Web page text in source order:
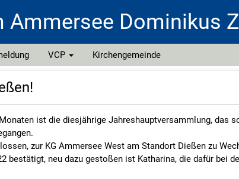
Ammersee Dominikus
VCP
VCP Deutschland
Freizeit- und Fahrtenbedarf
Kirchengemeinde
ist die diesjährige Jahreshauptversammlung, das
zur KG Ammersee West am Standort Dießen zu
bestätigt, neu dazu gestoßen ist Katharina, die dafür bei